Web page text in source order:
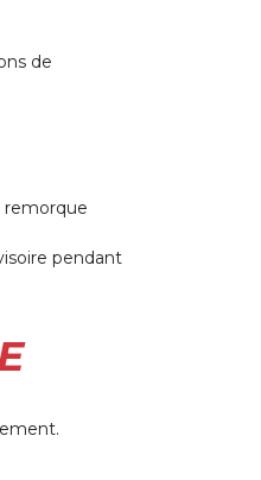
de
remorque
pendant